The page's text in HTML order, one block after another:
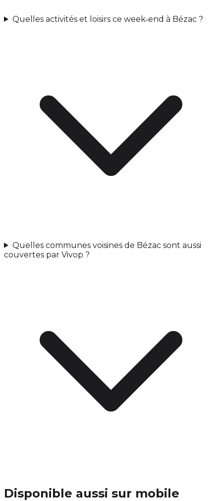
Quelles activités et loisirs ce week‑end à Bézac ?
Quelles communes voisines de Bézac sont aussi
couvertes par Vivop ?
Disponible aussi sur mobile